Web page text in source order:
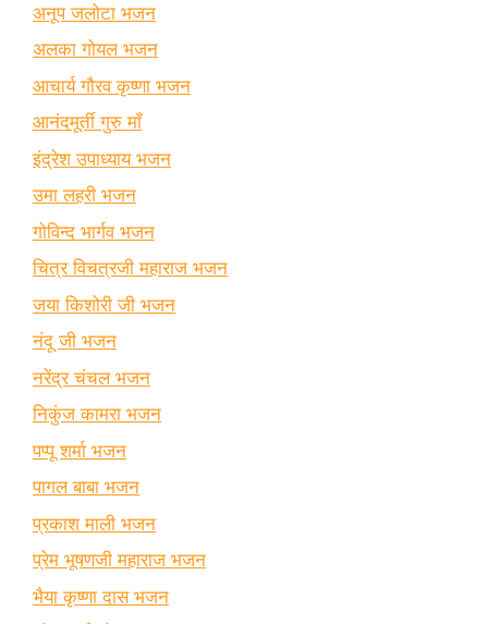
अनूप जलोटा भजन
अलका गोयल भजन
आचार्य गौरव कृष्णा भजन
आनंदमूर्ती गुरु माँ
इंद्रेश उपाध्याय भजन
उमा लहरी भजन
गोविन्द भार्गव भजन
चित्र विचत्रजी महाराज भजन
जया किशोरी जी भजन
नंदू जी भजन
नरेंद्र चंचल भजन
निकुंज कामरा भजन
पप्पू शर्मा भजन
पागल बाबा भजन
प्रकाश माली भजन
प्रेम भूषणजी महाराज भजन
भैया कृष्णा दास भजन